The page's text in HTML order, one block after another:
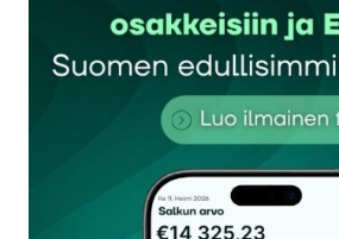
Sähköpostiosoitettasi ei julkaista.
kentät on merkitty*
Kommentti*